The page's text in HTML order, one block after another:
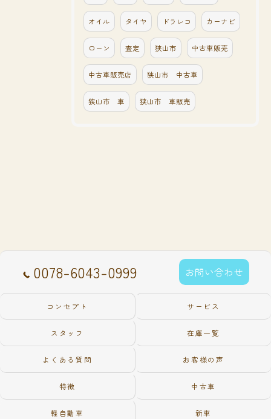
オイル タイヤ ドラレコ カーナビ
ローン 査定 狭山市 中古車販売
中古車販売店 狭山市 中古車
狭山市 車 狭山市 車販売
0078-6043-0999 お問い合わせ
コンセプト サービス
スタッフ 在庫一覧
よくある質問 お客様の声
特徴 中古車
軽自動車 新車